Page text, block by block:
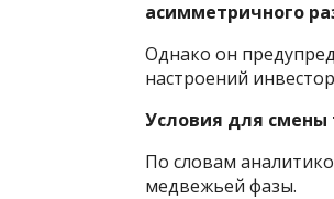
асимметричного
Однако он
настроений
Условия для смены
По словам
медвежьей фазы.